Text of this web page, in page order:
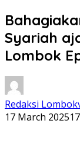
Syariah
Lombok
Redaksi
17 March 2025